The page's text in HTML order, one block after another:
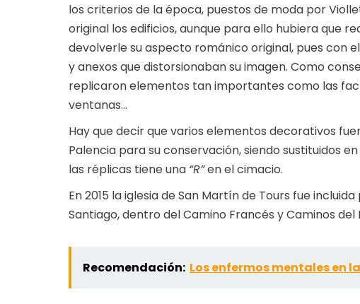
los criterios de la época, puestos de moda por
original los edificios, aunque para ello hubiera que
devolverle su aspecto románico original, pues con
y anexos que distorsionaban su imagen. Como
replicaron elementos tan importantes como las
ventanas…
Hay que decir que varios elementos decorativos
Palencia para su conservación, siendo sustituidos
las réplicas tiene una “R”en el cimacio.
En 2015 la iglesia de San Martín de Tours fue
Santiago, dentro del Camino Francés y Caminos del
Recomendación: Los enfermos mentales en